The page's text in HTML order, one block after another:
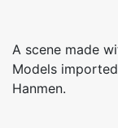
A scene made
Models
Hanmen.